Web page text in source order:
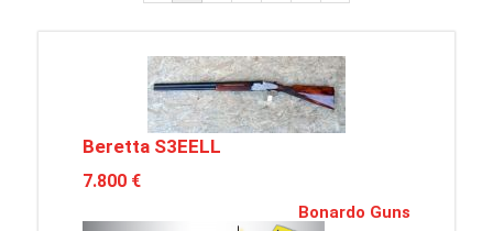
Beretta S3EELL
7.800 €
Bonardo Guns